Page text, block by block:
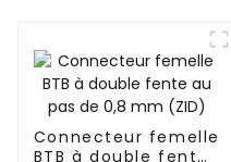
Connecteur femelle
BTB à double fente